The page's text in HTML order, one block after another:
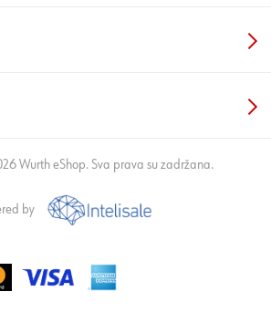
Wurth eShop. Sva prava su zadržana.
by